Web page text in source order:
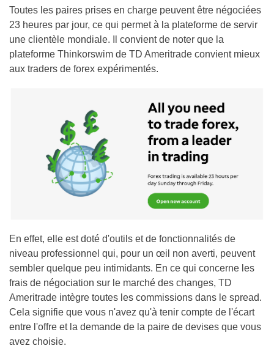
Toutes les paires prises en charge peuvent être négociées
23 heures par jour, ce qui permet à la plateforme de servir
une clientèle mondiale. Il convient de noter que la
plateforme Thinkorswim de TD Ameritrade convient mieux
aux traders de forex expérimentés.
En effet, elle est doté d'outils et de fonctionnalités de
niveau professionnel qui, pour un œil non averti, peuvent
sembler quelque peu intimidants. En ce qui concerne les
frais de négociation sur le marché des changes, TD
Ameritrade intègre toutes les commissions dans le spread.
Cela signifie que vous n'avez qu'à tenir compte de l'écart
entre l'offre et la demande de la paire de devises que vous
avez choisie.